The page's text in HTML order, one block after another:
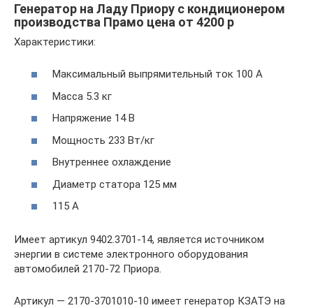
Генератор на Ладу Приору с кондиционером
производства Прамо цена от 4200 р
Характеристики:
Максимальный выпрямительный ток 100 А
Масса 5.3 кг
Напряжение 14 В
Мощность 233 Вт/кг
Внутреннее охлаждение
Диаметр статора 125 мм
115 А
Имеет артикул 9402.3701-14, является источником
энергии в системе электронного оборудования
автомобилей 2170-72 Приора.
Артикул — 2170-3701010-10 имеет генератор КЗАТЭ на